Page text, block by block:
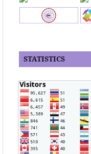
STATISTICS